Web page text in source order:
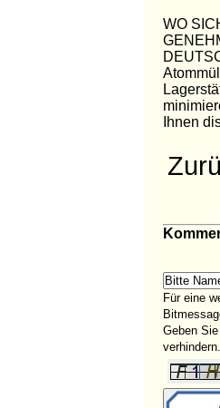
WO
Ihnen
Für eine
Geben
verhindern.